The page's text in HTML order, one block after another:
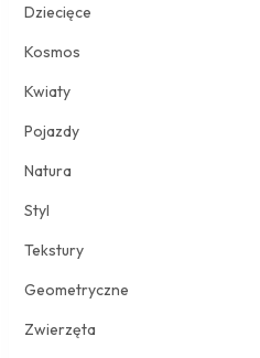
Dziecięce
Kosmos
Kwiaty
Pojazdy
Natura
Styl
Tekstury
Geometryczne
Zwierzęta